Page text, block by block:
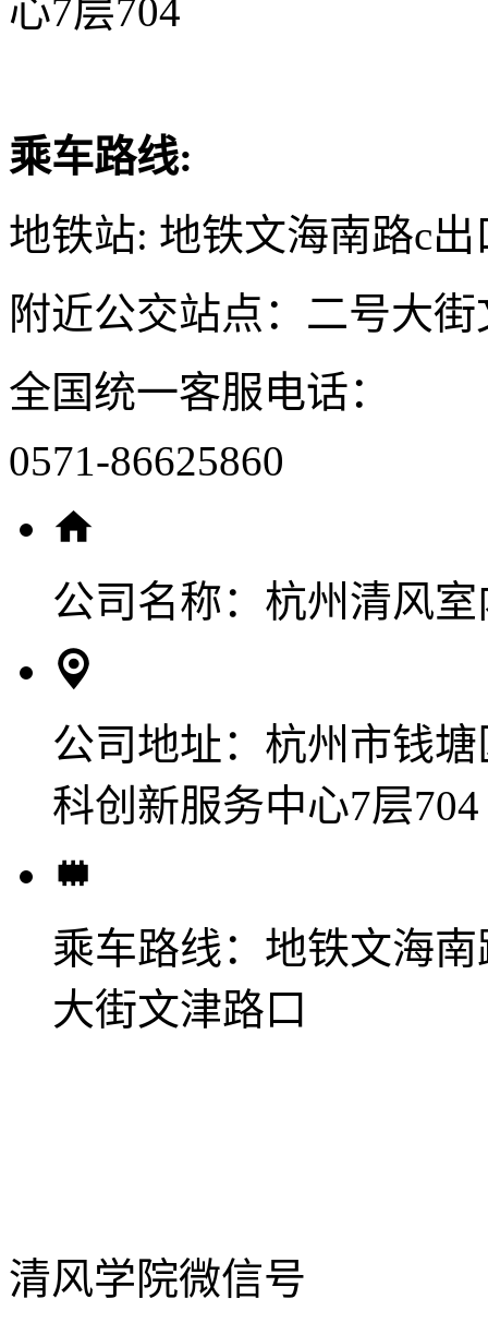
心7层704
乘车路线:
地铁站: 地铁文海南路c出
附近公交站点：二号大
全国统一客服电话：
0571-86625860
公司名称： 杭州清风
公司地址： 杭州市钱
科创新服务中心7层704
乘车路线： 地铁文海
大街文津路口
清风学院微信号